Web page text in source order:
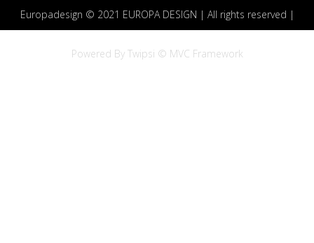
Europadesign © 2021 EUROPA DESIGN | All rights reserved |
Powered By Twipsi © MVC Framework